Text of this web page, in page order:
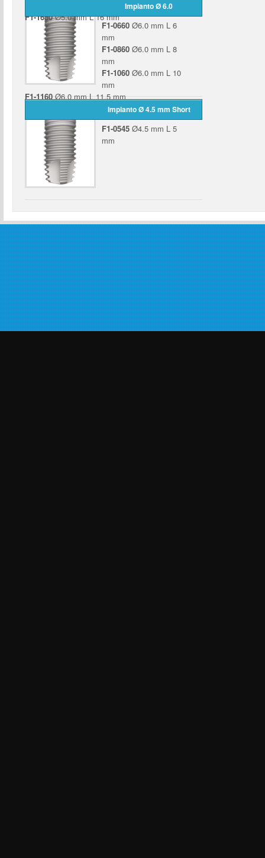
F1-1650Ø5.0 mm L 16 mm
Impianto Ø 6.0
F1-0660 Ø6.0 mm L 6
mm
F1-0860 Ø6.0 mm L 8
mm
F1-1060 Ø6.0 mm L 10
mm
F1-1160Ø6.0 mm L 11.5 mm
Ø6.0 mm L 13 mmImpianto Ø 4.5 mm Short
F1-0545 Ø4.5 mm L 5
mm